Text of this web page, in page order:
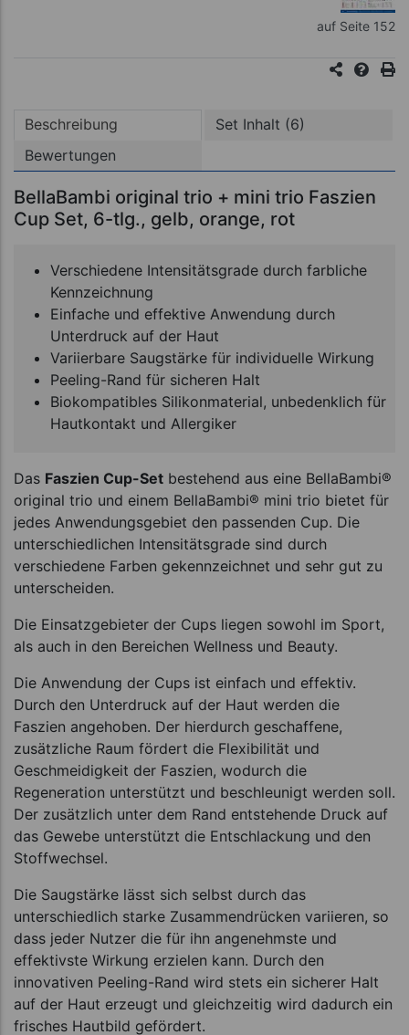
auf Seite 152
Beschreibung
Set Inhalt (6)
Bewertungen
BellaBambi original trio + mini trio Faszien
Cup Set, 6-tlg., gelb, orange, rot
Verschiedene Intensitätsgrade durch farbliche
Kennzeichnung
Einfache und effektive Anwendung durch
Unterdruck auf der Haut
Variierbare Saugstärke für individuelle Wirkung
Peeling-Rand für sicheren Halt
Biokompatibles Silikonmaterial, unbedenklich für
Hautkontakt und Allergiker
Das Faszien Cup-Set bestehend aus eine BellaBambi®
original trio und einem BellaBambi® mini trio bietet für
jedes Anwendungsgebiet den passenden Cup. Die
unterschiedlichen Intensitätsgrade sind durch
verschiedene Farben gekennzeichnet und sehr gut zu
unterscheiden.
Die Einsatzgebieter der Cups liegen sowohl im Sport,
als auch in den Bereichen Wellness und Beauty.
Die Anwendung der Cups ist einfach und effektiv.
Durch den Unterdruck auf der Haut werden die
Faszien angehoben. Der hierdurch geschaffene,
zusätzliche Raum fördert die Flexibilität und
Geschmeidigkeit der Faszien, wodurch die
Regeneration unterstützt und beschleunigt werden soll.
Der zusätzlich unter dem Rand entstehende Druck auf
das Gewebe unterstützt die Entschlackung und den
Stoffwechsel.
Die Saugstärke lässt sich selbst durch das
unterschiedlich starke Zusammendrücken variieren, so
dass jeder Nutzer die für ihn angenehmste und
effektivste Wirkung erzielen kann. Durch den
innovativen Peeling-Rand wird stets ein sicherer Halt
auf der Haut erzeugt und gleichzeitig wird dadurch ein
frisches Hautbild gefördert.